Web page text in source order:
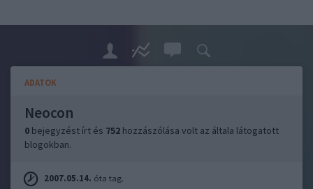
ADATOK
Neocon
0 bejegyzést írt és 752 hozzászólása volt az általa látogatott
blogokban.
2007.05.14. óta tag.